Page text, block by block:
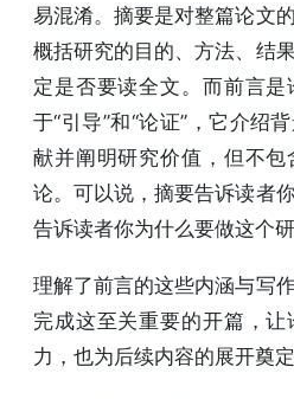
易混淆。摘要是对整篇论文
概括研究的目的、方法、结
定是否要读全文。而前言
于“引导”和“论证”，它介绍
献并阐明研究价值，但不
论。可以说，摘要告诉读者
告诉读者你为什么要做这个
理解了前言的这些内涵与写
完成这至关重要的开篇，
力，也为后续内容的展开奠